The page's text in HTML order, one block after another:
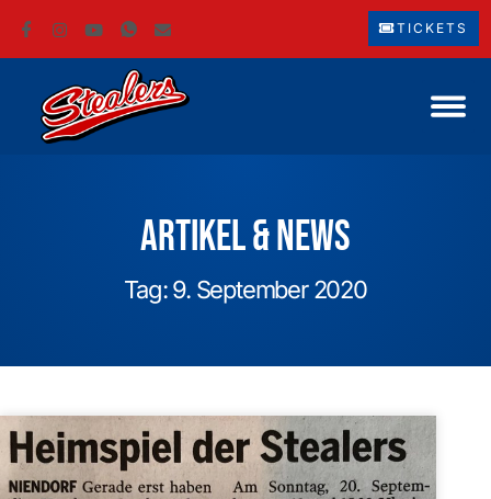
TICKETS
Artikel & News
Tag: 9. September 2020